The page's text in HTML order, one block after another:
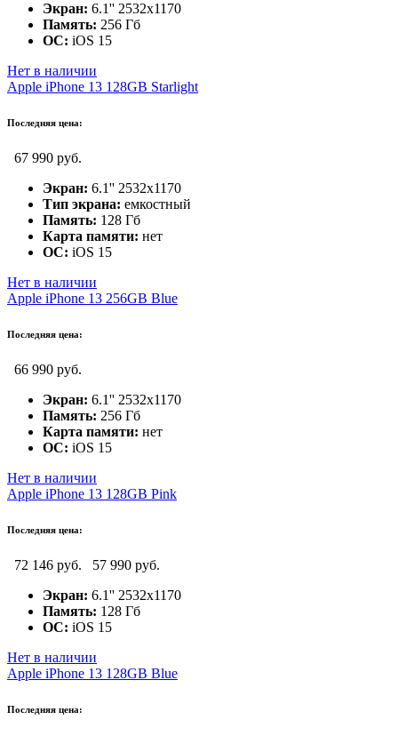
Экран: 6.1'' 2532x1170
Память: 256 Гб
ОС: iOS 15
Нет в наличии
Apple iPhone 13 128GB Starlight
Последняя цена:
67 990 руб.
Экран: 6.1'' 2532x1170
Тип экрана: емкостный
Память: 128 Гб
Карта памяти: нет
ОС: iOS 15
Нет в наличии
Apple iPhone 13 256GB Blue
Последняя цена:
66 990 руб.
Экран: 6.1'' 2532x1170
Память: 256 Гб
Карта памяти: нет
ОС: iOS 15
Нет в наличии
Apple iPhone 13 128GB Pink
Последняя цена:
72 146 руб.
57 990 руб.
Экран: 6.1'' 2532x1170
Память: 128 Гб
ОС: iOS 15
Нет в наличии
Apple iPhone 13 128GB Blue
Последняя цена: